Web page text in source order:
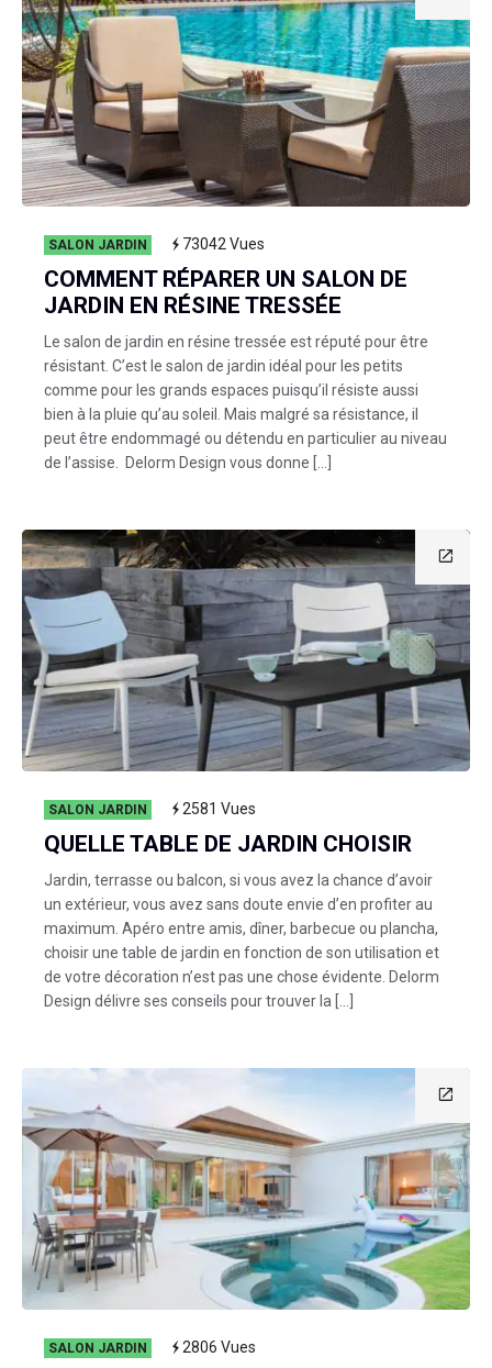
SALON JARDIN 73042 Vues
COMMENT RÉPARER UN SALON DE
JARDIN EN RÉSINE TRESSÉE
Le salon de jardin en résine tressée est réputé pour être
résistant. C’est le salon de jardin idéal pour les petits
comme pour les grands espaces puisqu’il résiste aussi
bien à la pluie qu’au soleil. Mais malgré sa résistance, il
peut être endommagé ou détendu en particulier au niveau
de l’assise. Delorm Design vous donne […]
SALON JARDIN 2581 Vues
QUELLE TABLE DE JARDIN CHOISIR
Jardin, terrasse ou balcon, si vous avez la chance d’avoir
un extérieur, vous avez sans doute envie d’en profiter au
maximum. Apéro entre amis, dîner, barbecue ou plancha,
choisir une table de jardin en fonction de son utilisation et
de votre décoration n’est pas une chose évidente. Delorm
Design délivre ses conseils pour trouver la […]
SALON JARDIN 2806 Vues